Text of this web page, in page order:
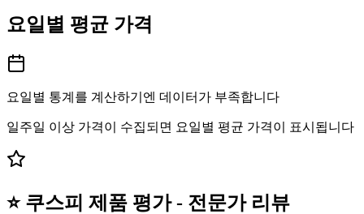
요일별 평균 가격
요일별 통계를 계산하기엔 데이터가 부족합니다
일주일 이상 가격이 수집되면 요일별 평균 가격이 표시됩니다
⭐ 쿠스피 제품 평가 - 전문가 리뷰